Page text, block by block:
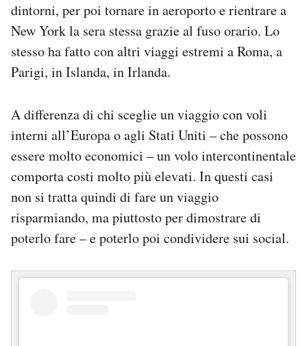
dintorni, per poi tornare in aeroporto e rientrare a
New York la sera stessa grazie al fuso orario. Lo
stesso ha fatto con altri viaggi estremi a Roma, a
Parigi, in Islanda, in Irlanda.
A differenza di chi sceglie un viaggio con voli
interni all’Europa o agli Stati Uniti – che possono
essere molto economici – un volo intercontinentale
comporta costi molto più elevati. In questi casi
non si tratta quindi di fare un viaggio
risparmiando, ma piuttosto per dimostrare di
poterlo fare – e poterlo poi condividere sui social.